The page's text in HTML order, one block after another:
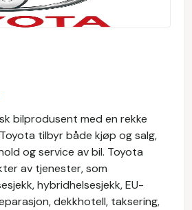
bilprodusent med en rekke
tilbyr både kjøp og salg,
og service av bil. Toyota
av tjenester, som
hybridhelsesjekk, EU-
dekkhotell, taksering,